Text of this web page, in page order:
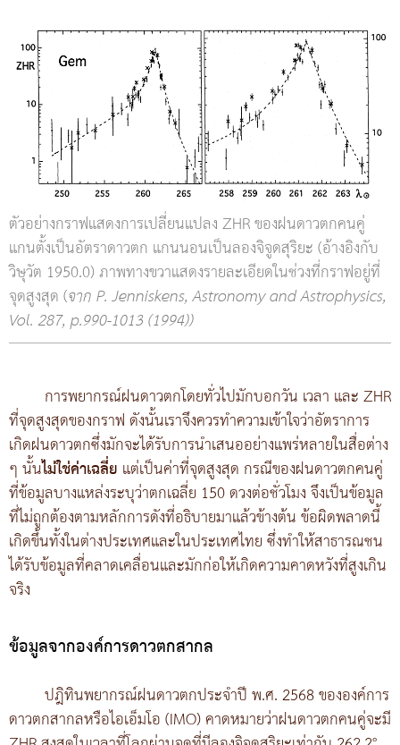
ตัวอย่างกราฟแสดงการเปลี่ยนแปลง ZHR ของฝนดาวตกคนคู่
แกนตั้งเป็นอัตราดาวตก แกนนอนเป็นลองจิจูดสุริยะ (อ้างอิงกับ
วิษุวัต 1950.0) ภาพทางขวาแสดงรายละเอียดในช่วงที่กราฟอยู่ที่
จุดสูงสุด (จาก P. Jenniskens, Astronomy and Astrophysics,
Vol. 287, p.990-1013 (1994))
การพยากรณ์ฝนดาวตกโดยทั่วไปมักบอกวัน เวลา และ ZHR
ที่จุดสูงสุดของกราฟ ดังนั้นเราจึงควรทำความเข้าใจว่าอัตราการ
เกิดฝนดาวตกซึ่งมักจะได้รับการนำเสนออย่างแพร่หลายในสื่อต่าง
ๆ นั้นไม่ใช่ค่าเฉลี่ย แต่เป็นค่าที่จุดสูงสุด กรณีของฝนดาวตกคนคู่
ที่ข้อมูลบางแหล่งระบุว่าตกเฉลี่ย 150 ดวงต่อชั่วโมง จึงเป็นข้อมูล
ที่ไม่ถูกต้องตามหลักการดังที่อธิบายมาแล้วข้างต้น ข้อผิดพลาดนี้
เกิดขึ้นทั้งในต่างประเทศและในประเทศไทย ซึ่งทำให้สาธารณชน
ได้รับข้อมูลที่คลาดเคลื่อนและมักก่อให้เกิดความคาดหวังที่สูงเกิน
จริง
ข้อมูลจากองค์การดาวตกสากล
ปฎิทินพยากรณ์ฝนดาวตกประจำปี พ.ศ. 2568 ขององค์การ
ดาวตกสากลหรือไอเอ็มโอ (IMO) คาดหมายว่าฝนดาวตกคนคู่จะมี